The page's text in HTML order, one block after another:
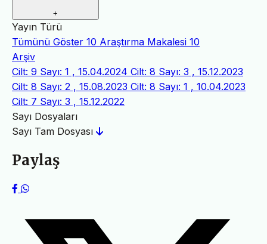
+
Yayın Türü
Tümünü Göster 10 Araştırma Makalesi 10
Arşiv
Cilt: 9 Sayı: 1 , 15.04.2024 Cilt: 8 Sayı: 3 , 15.12.2023
Cilt: 8 Sayı: 2 , 15.08.2023 Cilt: 8 Sayı: 1 , 10.04.2023
Cilt: 7 Sayı: 3 , 15.12.2022
Sayı Dosyaları
Sayı Tam Dosyası
Paylaş